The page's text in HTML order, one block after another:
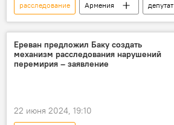
расследование Армения
депутат
Пашинян Никол
Политика
Новости Армения
Ереван предложил Баку создать
механизм расследования нарушений
перемирия – заявление
22 июня 2024, 19:10